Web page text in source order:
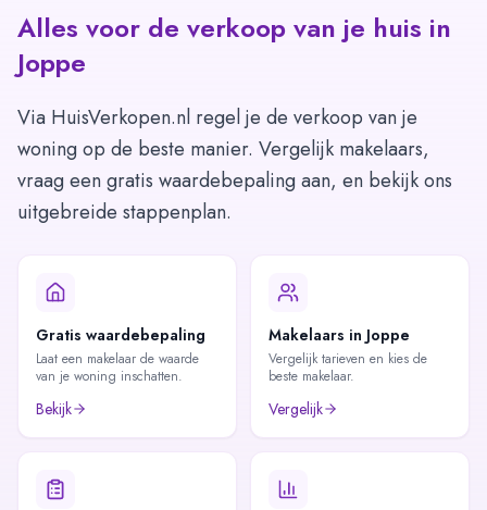
Alles voor de verkoop van je huis in
Joppe
Via HuisVerkopen.nl regel je de verkoop van je
woning op de beste manier. Vergelijk makelaars,
vraag een gratis waardebepaling aan, en bekijk ons
uitgebreide stappenplan.
Gratis waardebepaling
Laat een makelaar de waarde
van je woning inschatten.
Bekijk
Makelaars in Joppe
Vergelijk tarieven en kies de
beste makelaar.
Vergelijk